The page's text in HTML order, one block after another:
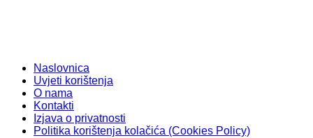
Naslovnica
Uvjeti korištenja
O nama
Kontakti
Izjava o privatnosti
Politika korištenja kolačića (Cookies Policy)